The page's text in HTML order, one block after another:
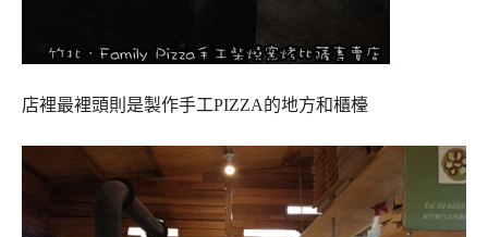
店裡最裡頭則是製作手工PIZZA的地方和櫃檯